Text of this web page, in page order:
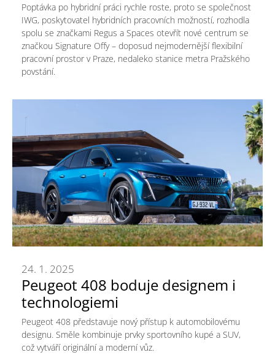
Poptávka po hybridní práci rychle roste, proto se společnost
IWG, poskytovatel hybridních pracovních možností, rozhodla
spolu se značkami Regus a Spaces otevřít nové centrum se
značkou Signature Offy – doposud nejmodernější flexibilní
pracovní prostor v Praze, nedaleko stanice metra Pražského
povstání.
Peugeot 408 boduje designem i
technologiemi
24. 1. 2025
Peugeot 408 představuje nový přístup k automobilovému
designu. Směle kombinuje prvky sportovního kupé a SUV,
což vytváří originální a moderní vůz.